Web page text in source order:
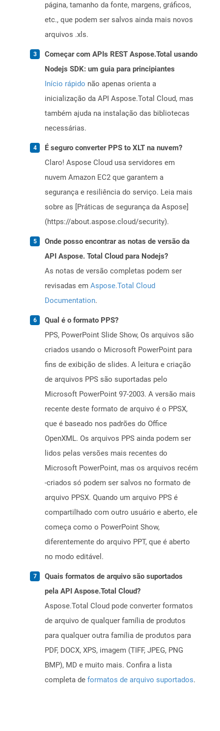
página, tamanho da fonte, margens, gráficos,
etc., que podem ser salvos ainda mais novos
arquivos .xls.
Começar com APIs REST Aspose.Total usando
Nodejs SDK: um guia para principiantes
Início rápido não apenas orienta a
inicialização da API Aspose.Total Cloud, mas
também ajuda na instalação das bibliotecas
necessárias.
É seguro converter PPS to XLT na nuvem?
Claro! Aspose Cloud usa servidores em
nuvem Amazon EC2 que garantem a
segurança e resiliência do serviço. Leia mais
sobre as [Práticas de segurança da Aspose]
(https://about.aspose.cloud/security).
Onde posso encontrar as notas de versão da
API Aspose. Total Cloud para Nodejs?
As notas de versão completas podem ser
revisadas em Aspose.Total Cloud
Documentation.
Qual é o formato PPS?
PPS, PowerPoint Slide Show, Os arquivos são
criados usando o Microsoft PowerPoint para
fins de exibição de slides. A leitura e criação
de arquivos PPS são suportadas pelo
Microsoft PowerPoint 97-2003. A versão mais
recente deste formato de arquivo é o PPSX,
que é baseado nos padrões do Office
OpenXML. Os arquivos PPS ainda podem ser
lidos pelas versões mais recentes do
Microsoft PowerPoint, mas os arquivos recém
-criados só podem ser salvos no formato de
arquivo PPSX. Quando um arquivo PPS é
compartilhado com outro usuário e aberto, ele
começa como o PowerPoint Show,
diferentemente do arquivo PPT, que é aberto
no modo editável.
Quais formatos de arquivo são suportados
pela API Aspose.Total Cloud?
Aspose.Total Cloud pode converter formatos
de arquivo de qualquer família de produtos
para qualquer outra família de produtos para
PDF, DOCX, XPS, imagem (TIFF, JPEG, PNG
BMP), MD e muito mais. Confira a lista
completa de formatos de arquivo suportados.